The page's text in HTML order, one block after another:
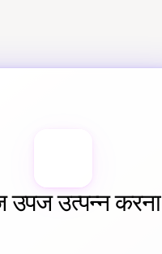
उपज उत्पन्न करना